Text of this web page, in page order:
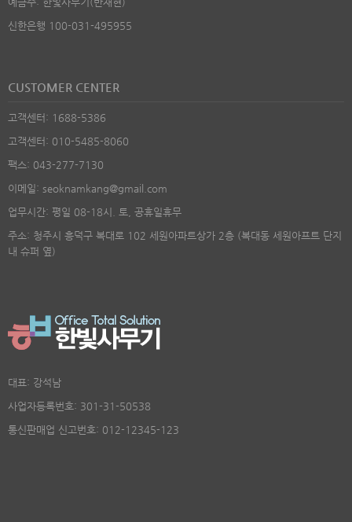
신한은행 100-031-495955
CUSTOMER CENTER
고객센터: 1688-5386
고객센터: 010-5485-8060
팩스: 043-277-7130
이메일: seoknamkang@gmail.com
업무시간: 평일 08-18시. 토, 공휴일휴무
주소: 청주시 흥덕구 복대로 102 세원아파트상가 2층 (복대동 세원아프트 단지
내 슈퍼 옆)
대표: 강석남
사업자등록번호: 301-31-50538
통신판매업 신고번호: 012-12345-123